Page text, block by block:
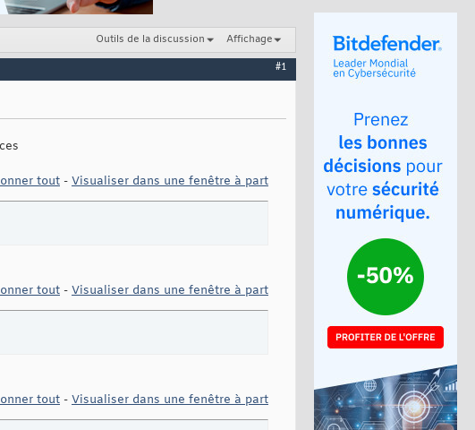
Outils de la discussion Affichage
#1
tout - Visualiser dans une fenêtre à part
tout - Visualiser dans une fenêtre à part
tout - Visualiser dans une fenêtre à part